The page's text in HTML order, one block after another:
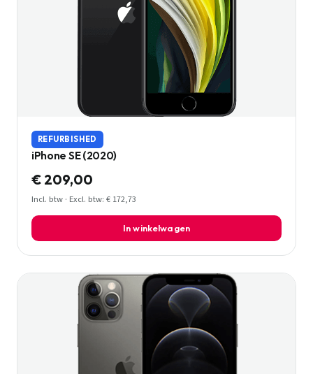
REFURBISHED
iPhone SE (2020)
€ 209,00
Incl. btw · Excl. btw: € 172,73
In winkelwagen